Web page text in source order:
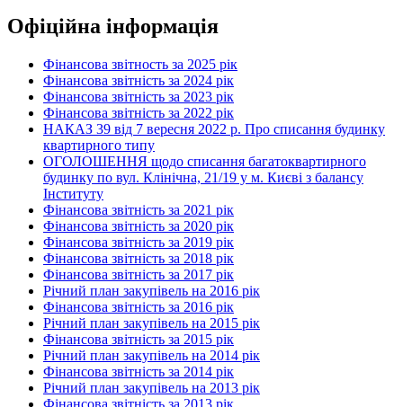
Офіційна інформація
Фінансова звітность за 2025 рік
Фінансова звітність за 2024 рік
Фінансова звітність за 2023 рік
Фінансова звітність за 2022 рік
НАКАЗ 39 від 7 вересня 2022 р. Про списання будинку
квартирного типу
ОГОЛОШЕННЯ щодо списання багатоквартирного
будинку по вул. Клінічна, 21/19 у м. Києві з балансу
Інституту
Фінансова звітність за 2021 рік
Фінансова звітність за 2020 рік
Фінансова звітність за 2019 рік
Фінансова звітність за 2018 рік
Фінансова звітність за 2017 рік
Річний план закупівель на 2016 рік
Фінансова звітність за 2016 рік
Річний план закупівель на 2015 рік
Фінансова звітність за 2015 рік
Річний план закупівель на 2014 рік
Фінансова звітність за 2014 рік
Річний план закупівель на 2013 рік